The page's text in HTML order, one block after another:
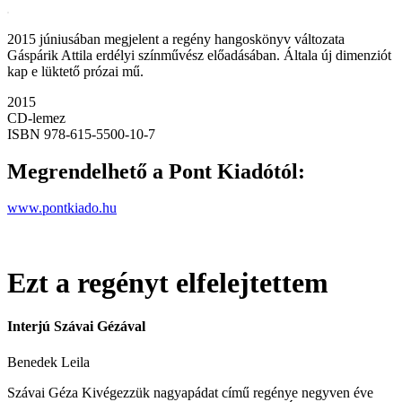
2015 júniusában megjelent a regény hangoskönyv változata
Gáspárik Attila erdélyi színművész előadásában. Általa új dimenziót
kap e lüktető prózai mű.
2015
CD-lemez
ISBN 978-615-5500-10-7
Megrendelhető a Pont Kiadótól:
www.pontkiado.hu
Ezt a regényt elfelejtettem
Interjú Szávai Gézával
Benedek Leila
Szávai Géza Kivégezzük nagyapádat című regénye negyven éve